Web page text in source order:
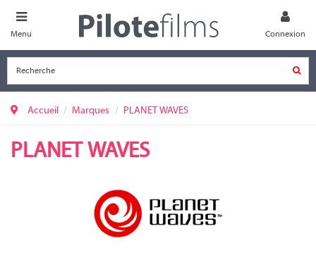
Menu Connexion
Accueil Marques PLANET WAVES
PLANET WAVES